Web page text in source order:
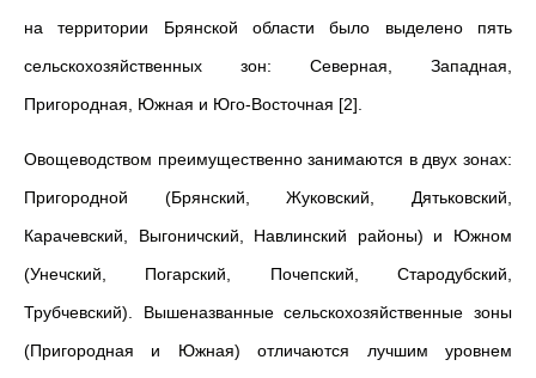
на территории Брянской области было выделено пять
сельскохозяйственных зон: Северная, Западная,
Пригородная, Южная и Юго-Восточная [2].
Овощеводством преимущественно занимаются в двух зонах:
Пригородной (Брянский, Жуковский, Дятьковский,
Карачевский, Выгоничский, Навлинский районы) и Южном
(Унечский, Погарский, Почепский, Стародубский,
Трубчевский). Вышеназванные сельскохозяйственные зоны
(Пригородная и Южная) отличаются лучшим уровнем